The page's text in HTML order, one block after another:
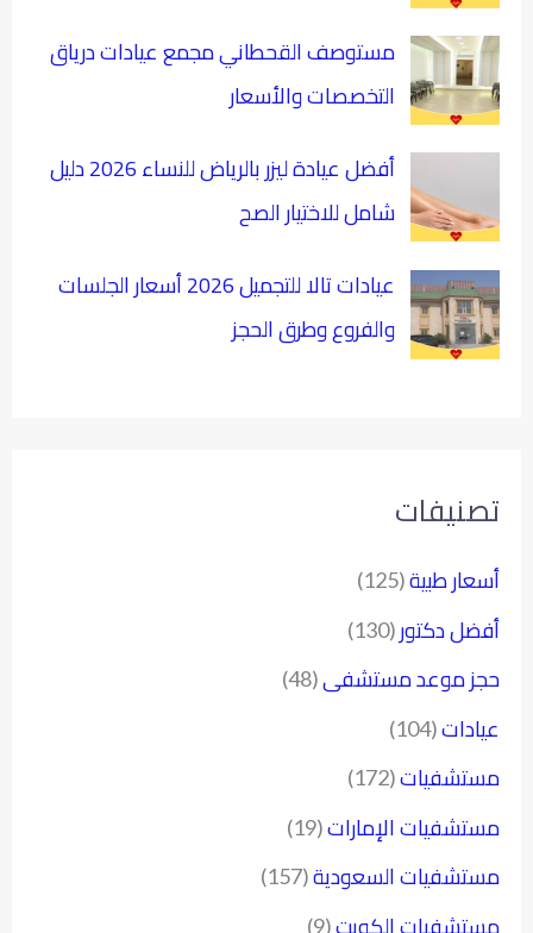
مستوصف القحطاني مجمع عيادات درياق
التخصصات والأسعار
أفضل عيادة ليزر بالرياض للنساء 2026 دليل
شامل للاختيار الصح
عيادات تالا للتجميل 2026 أسعار الجلسات
والفروع وطرق الحجز
تصنيفات
أسعار طبية(125)
أفضل دكتور(130)
حجز موعد مستشفى(48)
عيادات(104)
مستشفيات(172)
مستشفيات الإمارات(19)
مستشفيات السعودية(157)
(9)